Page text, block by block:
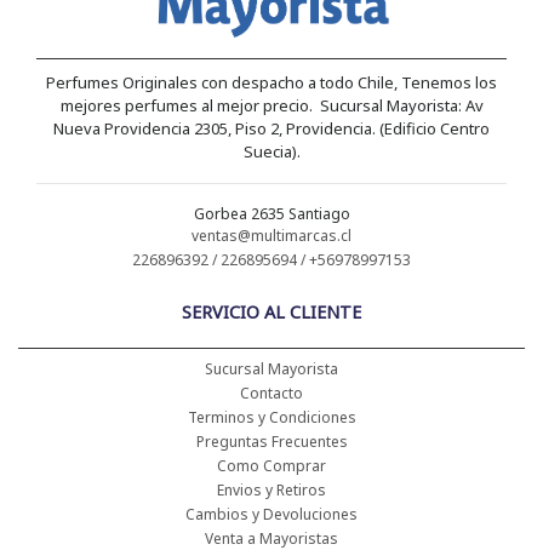
Perfumes Originales con despacho a todo Chile, Tenemos los
mejores perfumes al mejor precio. Sucursal Mayorista: Av
Nueva Providencia 2305, Piso 2, Providencia. (Edificio Centro
Suecia).
Gorbea 2635 Santiago
ventas@multimarcas.cl
226896392 / 226895694 / +56978997153
SERVICIO AL CLIENTE
Sucursal Mayorista
Contacto
Terminos y Condiciones
Preguntas Frecuentes
Como Comprar
Envios y Retiros
Cambios y Devoluciones
Venta a Mayoristas